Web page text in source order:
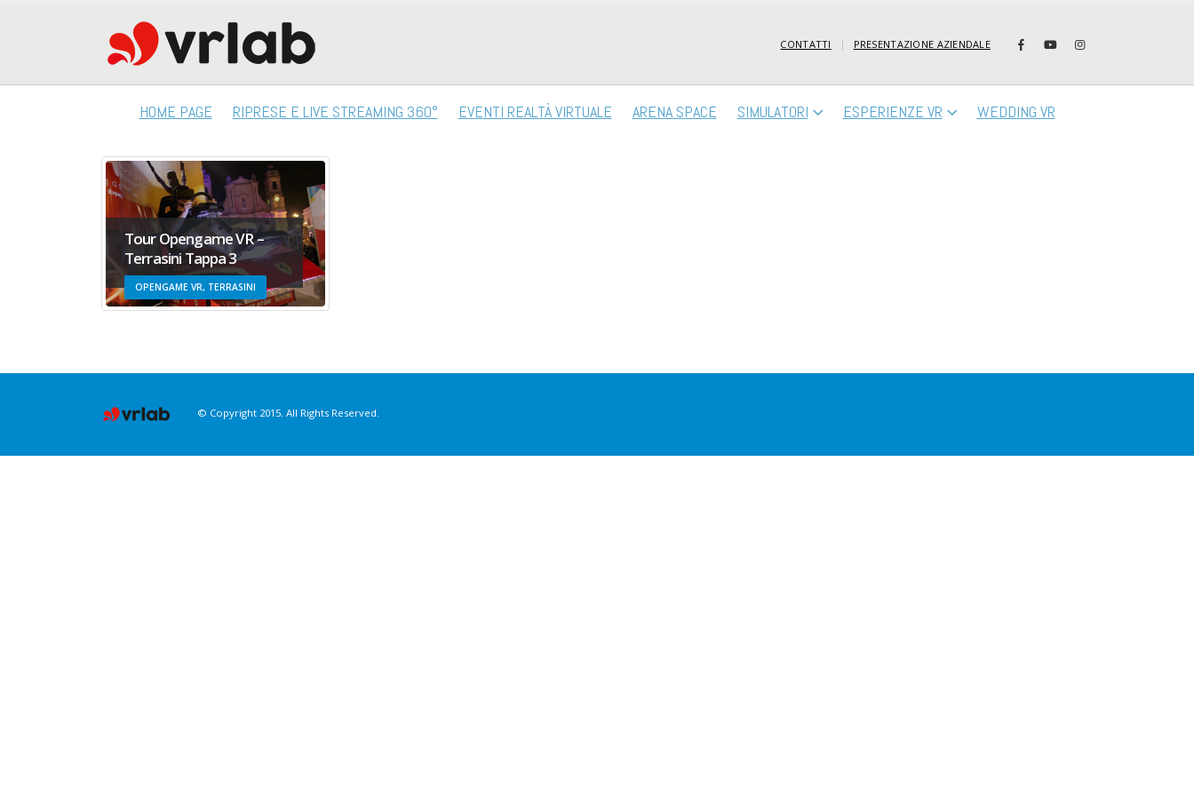
CONTATTI PRESENTAZIONE AZIENDALE
HOME PAGE RIPRESE E LIVE STREAMING 360° EVENTI REALTÀ VIRTUALE ARENA SPACE SIMULATORI ESPERIENZE VR WEDDING VR
Tour Opengame VR –
Terrasini Tappa 3
OPENGAME VR, TERRASINI
© Copyright 2015. All Rights Reserved.